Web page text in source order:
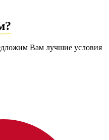
Вам лучшие условия